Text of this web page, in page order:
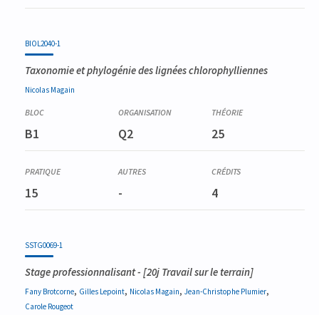
BIOL2040-1
Taxonomie et phylogénie des lignées chlorophylliennes
Nicolas Magain
B1 Q2 25
15 - 4
SSTG0069-1
Stage professionnalisant- [20j Travail sur le terrain]
Fany Brotcorne, Gilles Lepoint, Nicolas Magain, Jean-Christophe Plumier,
Carole Rougeot